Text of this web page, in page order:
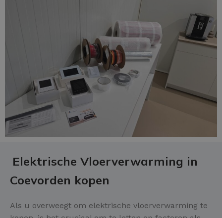
Elektrische Vloerverwarming in
Coevorden kopen
Als u overweegt om elektrische vloerverwarming te